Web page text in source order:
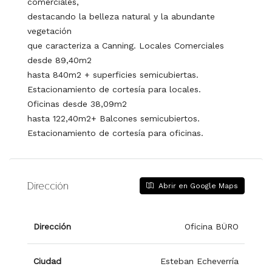
destacando la belleza natural y la abundante
vegetación
que caracteriza a Canning. Locales Comerciales
desde 89,40m2
hasta 840m2 + superficies semicubiertas.
Estacionamiento de cortesía para locales.
Oficinas desde 38,09m2
hasta 122,40m2+ Balcones semicubiertos.
Estacionamiento de cortesía para oficinas.
Dirección Abrir en Google Maps
Dirección Oficina BÜRO
Ciudad Esteban Echeverría